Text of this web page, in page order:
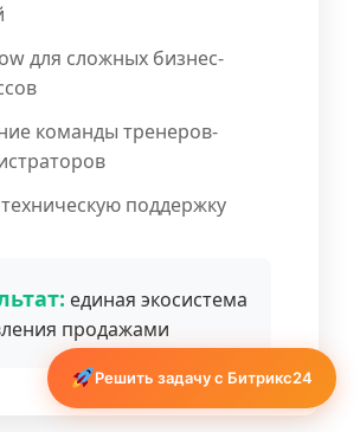
для сложных бизнес-
команды тренеров-
техническую поддержку
единая экосистема
продажами
Решить задачу с Битрикс24